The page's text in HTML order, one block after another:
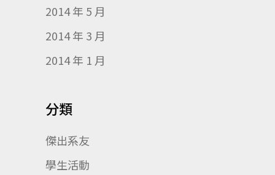
2014 年 5 月
2014 年 3 月
2014 年 1 月
分類
傑出系友
學生活動